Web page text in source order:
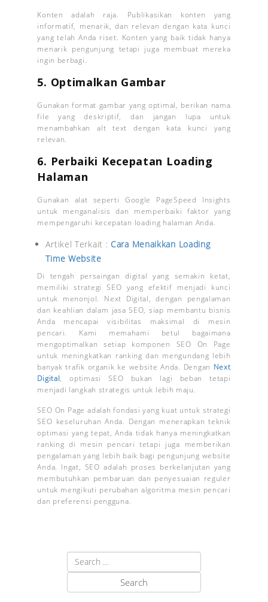
Konten adalah raja. Publikasikan konten yang
informatif, menarik, dan relevan dengan kata kunci
yang telah Anda riset. Konten yang baik tidak hanya
menarik pengunjung tetapi juga membuat mereka
ingin berbagi.
5. Optimalkan Gambar
Gunakan format gambar yang optimal, berikan nama
file yang deskriptif, dan jangan lupa untuk
menambahkan alt text dengan kata kunci yang
relevan.
6. Perbaiki Kecepatan Loading
Halaman
Gunakan alat seperti Google PageSpeed Insights
untuk menganalisis dan memperbaiki faktor yang
mempengaruhi kecepatan loading halaman Anda.
Artikel Terkait : Cara Menaikkan Loading
Time Website
Di tengah persaingan digital yang semakin ketat,
memiliki strategi SEO yang efektif menjadi kunci
untuk menonjol. Next Digital, dengan pengalaman
dan keahlian dalam jasa SEO, siap membantu bisnis
Anda mencapai visibilitas maksimal di mesin
pencari. Kami memahami betul bagaimana
mengoptimalkan setiap komponen SEO On Page
untuk meningkatkan ranking dan mengundang lebih
banyak trafik organik ke website Anda. Dengan Next
Digital, optimasi SEO bukan lagi beban tetapi
menjadi langkah strategis untuk lebih maju.
SEO On Page adalah fondasi yang kuat untuk strategi
SEO keseluruhan Anda. Dengan menerapkan teknik
optimasi yang tepat, Anda tidak hanya meningkatkan
ranking di mesin pencari tetapi juga memberikan
pengalaman yang lebih baik bagi pengunjung website
Anda. Ingat, SEO adalah proses berkelanjutan yang
membutuhkan pembaruan dan penyesuaian reguler
untuk mengikuti perubahan algoritma mesin pencari
dan preferensi pengguna.